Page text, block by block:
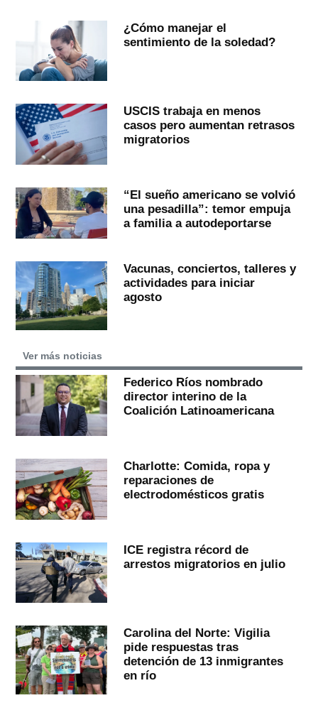
¿Cómo manejar el
sentimiento de la soledad?
USCIS trabaja en menos
casos pero aumentan retrasos
migratorios
“El sueño americano se volvió
una pesadilla”: temor empuja
a familia a autodeportarse
Vacunas, conciertos, talleres y
actividades para iniciar
agosto
Ver más noticias
Federico Ríos nombrado
director interino de la
Coalición Latinoamericana
Charlotte: Comida, ropa y
reparaciones de
electrodomésticos gratis
ICE registra récord de
arrestos migratorios en julio
Carolina del Norte: Vigilia
pide respuestas tras
detención de 13 inmigrantes
en río